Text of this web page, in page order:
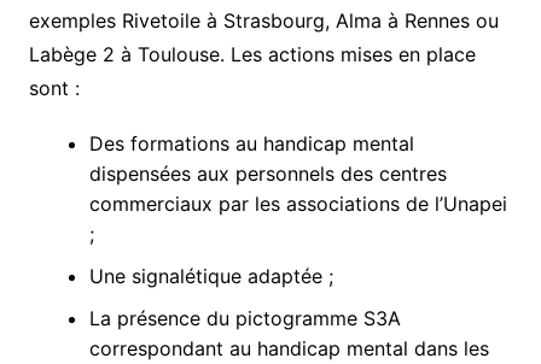
exemples Rivetoile à Strasbourg, Alma à Rennes ou
Labège 2 à Toulouse. Les actions mises en place
sont :
Des formations au handicap mental
dispensées aux personnels des centres
commerciaux par les associations de l’Unapei
;
Une signalétique adaptée ;
La présence du pictogramme S3A
correspondant au handicap mental dans les